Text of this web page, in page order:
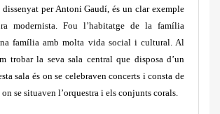
per Antoni Gaudí, és un clar exemple
modernista. Fou l’habitatge de la família
família amb molta vida social i cultural. Al
trobar la seva sala central que disposa d’un
sala és on se celebraven concerts i consta de
se situaven l’orquestra i els conjunts corals.